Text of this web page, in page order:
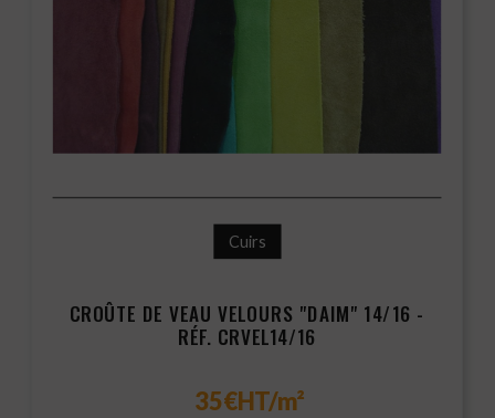
Cuirs
CROÛTE DE VEAU VELOURS "DAIM" 14/16 -
RÉF. CRVEL14/16
35€HT/m²